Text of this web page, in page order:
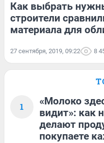
Как выбрать
строители
материала для
27 сентября, 2019, 09:22 8
1
«Молоко
видит»: как
делают
покупаете